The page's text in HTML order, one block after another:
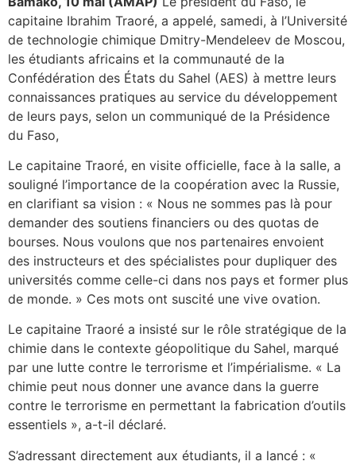
capitaine Ibrahim Traoré, a appelé, samedi, à l’Université
de technologie chimique Dmitry-Mendeleev de Moscou,
les étudiants africains et la communauté de la
Confédération des États du Sahel (AES) à mettre leurs
connaissances pratiques au service du développement
de leurs pays, selon un communiqué de la Présidence
du Faso,
Le capitaine Traoré, en visite officielle, face à la salle, a
souligné l’importance de la coopération avec la Russie,
en clarifiant sa vision : « Nous ne sommes pas là pour
demander des soutiens financiers ou des quotas de
bourses. Nous voulons que nos partenaires envoient
des instructeurs et des spécialistes pour dupliquer des
universités comme celle-ci dans nos pays et former plus
de monde. » Ces mots ont suscité une vive ovation.
Le capitaine Traoré a insisté sur le rôle stratégique de la
chimie dans le contexte géopolitique du Sahel, marqué
par une lutte contre le terrorisme et l’impérialisme. « La
chimie peut nous donner une avance dans la guerre
contre le terrorisme en permettant la fabrication d’outils
essentiels », a-t-il déclaré.
S’adressant directement aux étudiants, il a lancé : «